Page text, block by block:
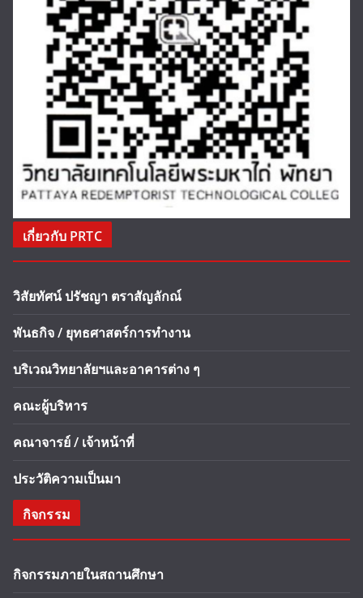
เกี่ยวกับ PRTC
วิสัยทัศน์ ปรัชญา ตราสัญลักณ์
พันธกิจ / ยุทธศาสตร์การทำงาน
บริเวณวิทยาลัยฯและอาคารต่าง ๆ
คณะผู้บริหาร
คณาจารย์ / เจ้าหน้าที่
ประวัติความเป็นมา
กิจกรรม
กิจกรรมภายในสถานศึกษา